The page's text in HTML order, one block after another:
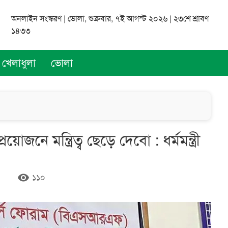
অনলাইন সংস্করণ | ভোলা, শুক্রবার, ৭ই আগস্ট ২০২৬ | ২৩শে শ্রাবণ
১৪৩৩
খেলাধুলা ভোলা
মন্ত্রিত্ব ছেড়ে দেবো : ধর্মমন্ত্রী
remove_red_eye ১১০